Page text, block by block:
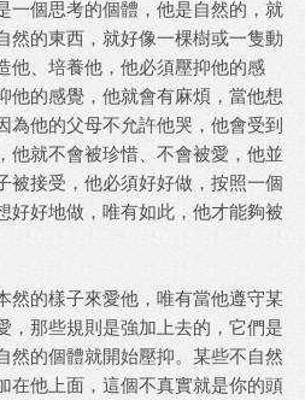
一個思考的個體，他是自然的，就
然的東西，就好像一棵樹或一隻動
他、培養他，他必須壓抑他的感
他的感覺，他就會有麻煩，當他想
為他的父母不允許他哭，他會受到
他就不會被珍惜、不會被愛，他並
被接受，他必須好好做，按照一個
好好地做，唯有如此，他才能夠被
的樣子來愛他，唯有當他遵守某
，那些規則是強加上去的，它們是
然的個體就開始壓抑。某些不自然
在他上面，這個不真實就是你的頭